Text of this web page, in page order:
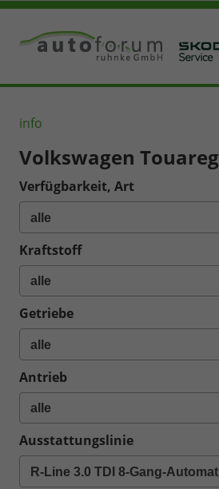
info
Volkswagen Touareg
Verfügbarkeit, Art
Kraftstoff
Getriebe
Antrieb
Ausstattungslinie